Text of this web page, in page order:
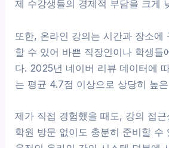
제 수강생들의 경제적 부담을 크게
또한, 온라인 강의는 시간과 장소에
할 수 있어 바쁜 직장인이나 학생들
다. 2025년 네이버 리뷰 데이터에
는 평균 4.7점 이상으로 상당히 높
제가 직접 경험했을 때도, 강의 접
학원 방문 없이도 충분히 준비할 수